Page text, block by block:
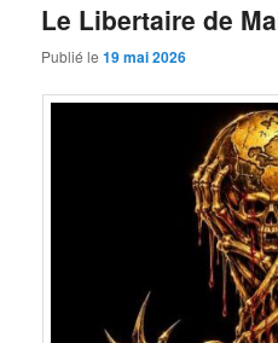
Le Libertaire de
Publié le19 mai 2026